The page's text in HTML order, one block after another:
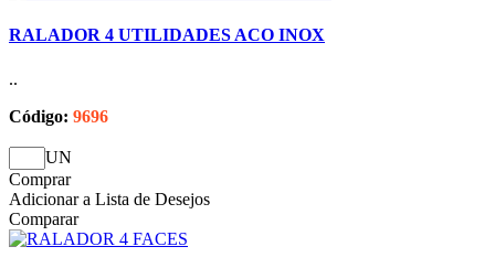
RALADOR 4 UTILIDADES ACO INOX
..
Código: 9696
UN
Comprar
Adicionar a Lista de Desejos
Comparar